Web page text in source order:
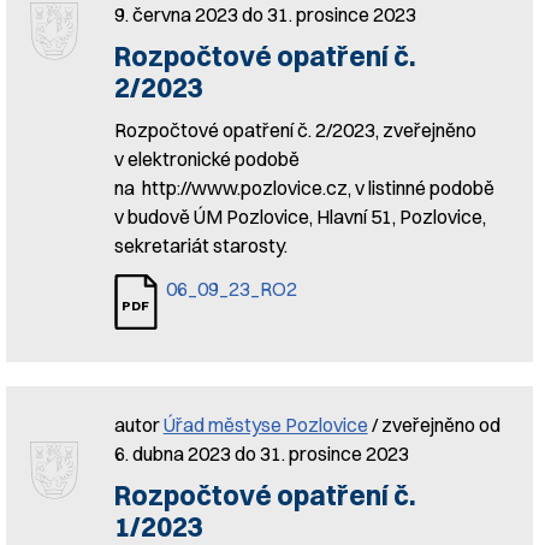
9. června 2023 do 31. prosince 2023
Rozpočtové opatření č.
2/2023
Rozpočtové opatření č. 2/2023, zveřejněno
v elektronické podobě
na http://www.pozlovice.cz, v listinné podobě
v budově ÚM Pozlovice, Hlavní 51, Pozlovice,
sekretariát starosty.
06_09_23_RO2
autorÚřad městyse Pozlovice / zveřejněno od
6. dubna 2023 do 31. prosince 2023
Rozpočtové opatření č.
1/2023